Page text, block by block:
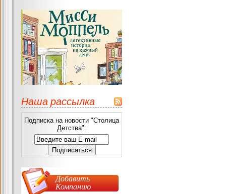
Наша рассылка
Подписка на новости "Столица
Детства":
Добавить
Компанию